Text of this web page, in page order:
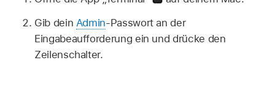
Gib dein Admin-Passwort an der
Eingabeaufforderung ein und drücke den
Zeilenschalter.